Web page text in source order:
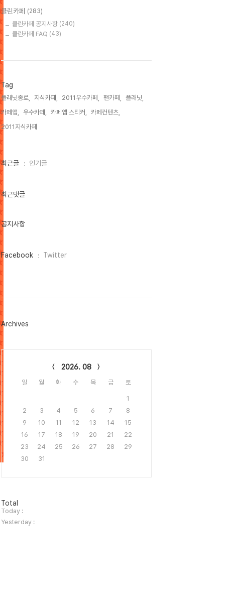
클린카페 (283)
클린카페 공지사항 (240)
클린카페 FAQ (43)
Tag
플래닛종료, 지식카페, 2011우수카페, 팬카페,
플래닛,
카페앱,
우수카페, 카페앱 스티커,
카페컨텐츠,
2011지식카페,
최
근
글
과
인
기
글
최근글 인기글
최근댓글
공지사항
페
이
스
북
트
위
터
플
러
그
인
Facebook Twitter
Archives
Calendar
2026. 08
일 월 화 수 목 금 토
1
2
3 4 5 6 7
8
9
10 11 12 13 14
15
16
17 18 19 20 21
22
23
24 25 26 27 28
29
30
31
방
문
자
수
Total
Today :
Yesterday :